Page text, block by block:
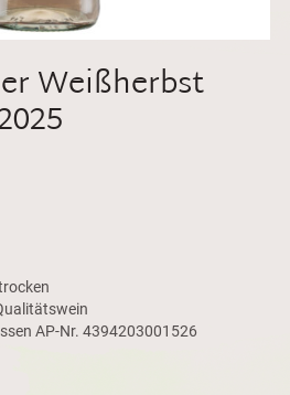
Weißherbst
AP-Nr. 4394203001526